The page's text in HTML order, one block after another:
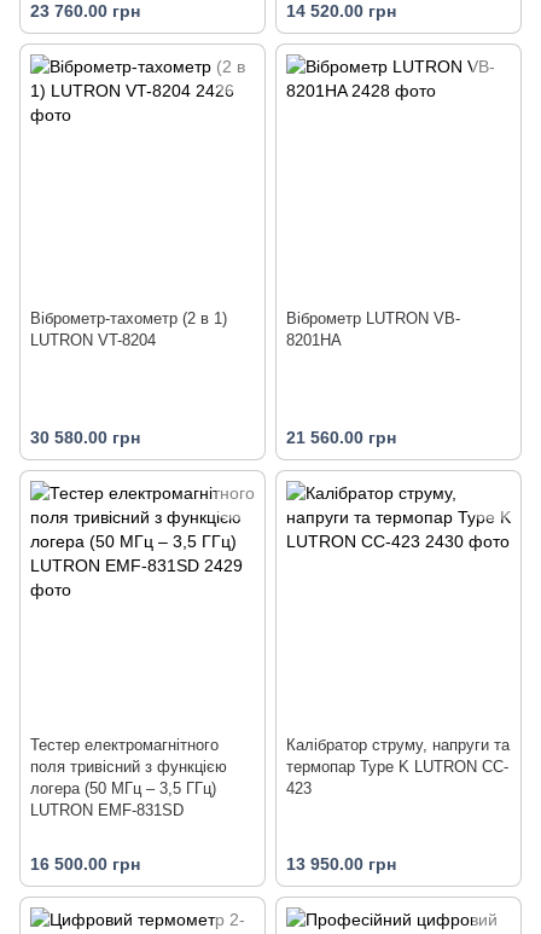
23 760.00 грн 14 520.00 грн
Віброметр-тахометр (2 в 1)
LUTRON VT-8204
30 580.00 грн
Віброметр LUTRON VB-
8201HA
21 560.00 грн
Тестер електромагнітного
поля тривісний з функцією
логера (50 МГц – 3,5 ГГц)
LUTRON EMF-831SD
16 500.00 грн
Калібратор струму, напруги та
термопар Type K LUTRON CC-
423
13 950.00 грн